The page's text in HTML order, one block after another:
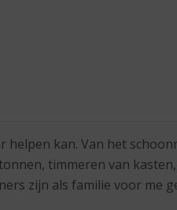
kan. Van het
timmeren van
zijn als familie voor me